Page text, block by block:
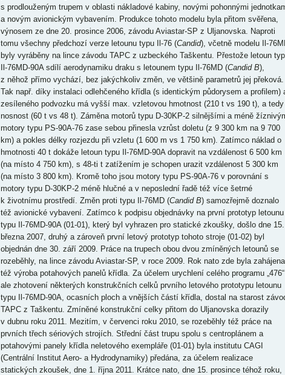
s prodlouženým trupem v oblasti nákladové kabiny, novými pohonnými
a novým avionickým vybavením. Produkce tohoto modelu byla přitom svěřena,
výnosem ze dne 20. prosince 2006, závodu Aviastar-SP z Uljanovska. Naproti
tomu všechny předchozí verze letounu typu Il-76 (Candid), včetně modelu Il-
byly vyráběny na lince závodu TAPC z uzbeckého Taškentu. Přestože letoun
Il-76MD-90A sdílí aerodynamiku draku s letounem typu Il-76MD (Candid B),
z něhož přímo vychází, bez jakýchkoliv změn, ve většině parametrů jej překová.
Tak např. díky instalaci odlehčeného křídla (s identickým půdorysem a profilem)
zesíleného podvozku má vyšší max. vzletovou hmotnost (210 t vs 190 t), a tedy
nosnost (60 t vs 48 t). Záměna motorů typu D-30KP-2 silnějšími a méně
motory typu PS-90A-76 zase sebou přinesla vzrůst doletu (z 9 300 km na 9 700
km) a pokles délky rozjezdu při vzletu (1 600 m vs 1 750 km). Zatímco náklad o
hmotnosti 40 t dokáže letoun typu Il-76MD-90A dopravit na vzdálenost 6 500 km
(na místo 4 750 km), s 48-ti t zatížením je schopen urazit vzdálenost 5 300 km
(na místo 3 800 km). Kromě toho jsou motory typu PS-90A-76 v porovnání s
motory typu D-30KP-2 méně hlučné a v neposlední řadě též více šetrné
k životnímu prostředí. Změn proti typu Il-76MD (Candid B) samozřejmě doznalo
též avionické vybavení. Zatímco k podpisu objednávky na první prototyp letounu
typu Il-76MD-90A (01-01), který byl vyhrazen pro statické zkoušky, došlo dne 15.
března 2007, druhý a zároveň první letový prototyp tohoto stroje (01-02) byl
objednán dne 30. září 2009. Práce na trupech obou dvou zmíněných letounů se
rozeběhly, na lince závodu Aviastar-SP, v roce 2009. Rok nato zde byla zahájena
též výroba potahových panelů křídla. Za účelem urychlení celého programu „476“
ale zhotovení některých konstrukčních celků prvního letového prototypu letounu
typu Il-76MD-90A, ocasních ploch a vnějších částí křídla, dostal na starost
TAPC z Taškentu. Zmíněné konstrukční celky přitom do Uljanovska dorazily
v dubnu roku 2011. Mezitím, v červenci roku 2010, se rozeběhly též práce na
prvních třech sériových strojích. Střední část trupu spolu s centroplánem a
potahovými panely křídla neletového exempláře (01-01) byla institutu CAGI
(Centrální Institut Aero- a Hydrodynamiky) předána, za účelem realizace
statických zkoušek, dne 1. října 2011. Krátce nato, dne 15. prosince téhož roku,